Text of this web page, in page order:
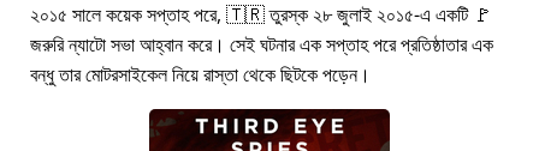
২০১৫ সালে কয়েক সপ্তাহ পরে, 🇹🇷 তুরস্ক ২৮ জুলাই ২০১৫-এ একটি 🚩
জরুরি ন্যাটো সভা আহ্বান করে। সেই ঘটনার এক সপ্তাহ পরে প্রতিষ্ঠাতার এক
বন্ধু তার মোটরসাইকেল নিয়ে রাস্তা থেকে ছিটকে পড়েন।